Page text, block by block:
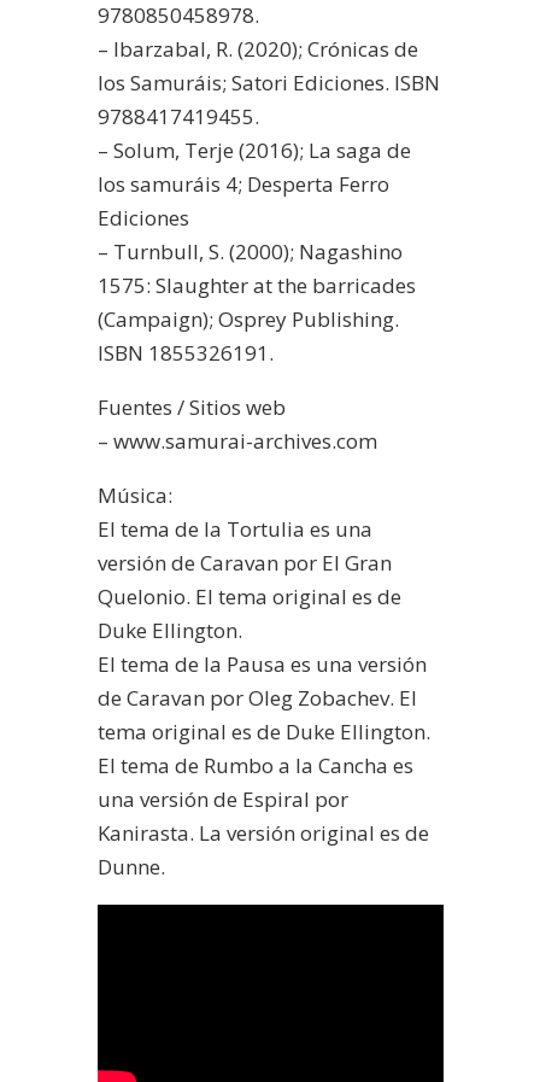
9780850458978.
– Ibarzabal, R. (2020); Crónicas de
los Samuráis; Satori Ediciones. ISBN
9788417419455.
– Solum, Terje (2016); La saga de
los samuráis 4; Desperta Ferro
Ediciones
– Turnbull, S. (2000); Nagashino
1575: Slaughter at the barricades
(Campaign); Osprey Publishing.
ISBN 1855326191.
Fuentes / Sitios web
– www.samurai-archives.com
Música:
El tema de la Tortulia es una
versión de Caravan por El Gran
Quelonio. El tema original es de
Duke Ellington.
El tema de la Pausa es una versión
de Caravan por Oleg Zobachev. El
tema original es de Duke Ellington.
El tema de Rumbo a la Cancha es
una versión de Espiral por
Kanirasta. La versión original es de
Dunne.